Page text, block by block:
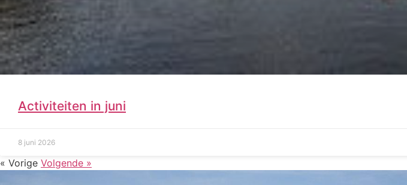
Activiteiten in juni
8 juni 2026
« Vorige Volgende »